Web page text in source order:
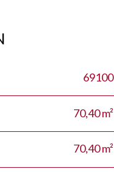
69100
70,40 m²
70,40 m²